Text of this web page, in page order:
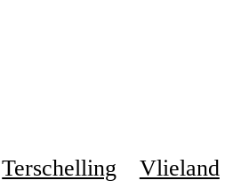
Terschelling Vlieland